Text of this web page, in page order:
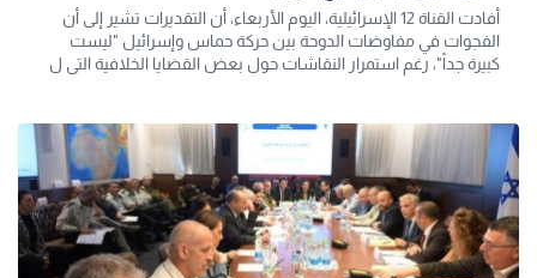
أفادت القناة 12 الإسرائيلية، اليوم الأربعاء، أن التقديرات تشير إلى أن
الفجوات في مفاوضات الدوحة بين حركة حماس وإسرائيل "ليست
كبيرة جداً"، رغم استمرار النقاشات حول بعض القضايا الخلافية التي ل